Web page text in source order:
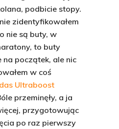
podbicie stopy.
zidentyfikowałem
nie są buty, w
to buty
początek, ale nic
w coś
Ultraboost
przeminęły, a ja
przygotowując
po raz pierwszy